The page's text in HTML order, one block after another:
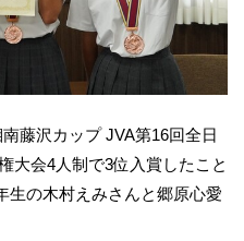
藤沢カップ JVA第16回全日
大会4人制で3位入賞したこと
生の木村えみさんと郷原心愛